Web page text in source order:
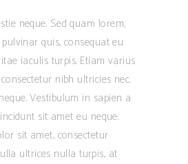
neque. Sed quam lorem,
quis, consequat eu
iaculis turpis. Etiam varius
nibh ultricies nec.
Vestibulum in sapien a
sit amet eu neque.
sit amet, consectetur
ultrices nulla turpis, at